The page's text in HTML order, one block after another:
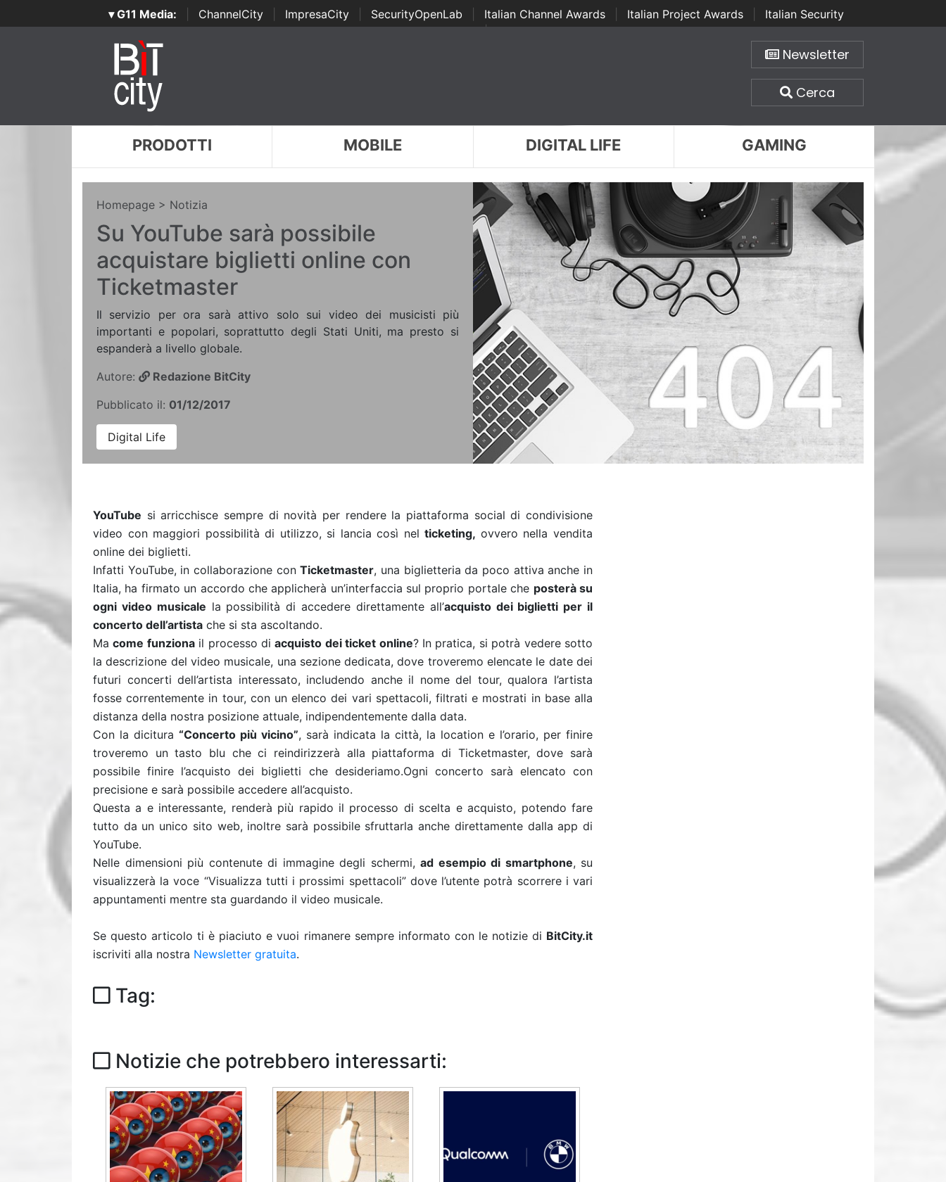
▾ G11 Media: ChannelCity ImpresaCity SecurityOpenLab Italian Channel Awards Italian Project Awards
Italian Security
Awards | ...
Newsletter
Cerca
PRODOTTI MOBILE DIGITAL LIFE GAMING
Homepage > Notizia
Su YouTube sarà possibile
acquistare biglietti online con
Ticketmaster
Il servizio per ora sarà attivo solo sui video dei musicisti più
importanti e popolari, soprattutto degli Stati Uniti, ma presto si
espanderà a livello globale.
Autore:
Redazione BitCity
Pubblicato il: 01/12/2017
Digital Life
YouTube si arricchisce sempre di novità per rendere la piattaforma social di condivisione
video con maggiori possibilità di utilizzo, si lancia così nelticketing, ovvero nella vendita
online dei biglietti.
Infatti YouTube, in collaborazione conTicketmaster, una biglietteria da poco attiva anche in
Italia, ha firmato un accordo che applicherà un’interfaccia sul proprio portale che posterà su
ogni video musicale la possibilità di accedere direttamente all’acquisto dei biglietti per il
concerto dell’artista che si sta ascoltando.
Macome funzionail processo diacquisto dei ticket online? In pratica, si potrà vedere sotto
la descrizione del video musicale, una sezione dedicata, dove troveremo elencate le date dei
futuri concerti dell’artista interessato, includendo anche il nome del tour, qualora l’artista
fosse correntemente in tour, con un elenco dei vari spettacoli, filtrati e mostrati in base alla
distanza della nostra posizione attuale, indipendentemente dalla data.
Con la dicitura “Concerto più vicino”, sarà indicata la città, la location e l’orario, per finire
troveremo un tasto blu che ci reindirizzerà alla piattaforma di Ticketmaster, dove sarà
possibile finire l’acquisto dei biglietti che desideriamo.Ogni concerto sarà elencato con
precisione e sarà possibile accedere all’acquisto.
Questa a e interessante, renderà più rapido il processo di scelta e acquisto, potendo fare
tutto da un unico sito web, inoltre sarà possibile sfruttarla anche direttamente dalla app di
YouTube.
Nelle dimensioni più contenute di immagine degli schermi, ad esempio di smartphone, su
visualizzerà la voce “Visualizza tutti i prossimi spettacoli” dove l’utente potrà scorrere i vari
appuntamenti mentre sta guardando il video musicale.
Se questo articolo ti è piaciuto e vuoi rimanere sempre informato con le notizie di BitCity.it
iscriviti alla nostra Newsletter gratuita.
Tag:
Notizie che potrebbero interessarti: